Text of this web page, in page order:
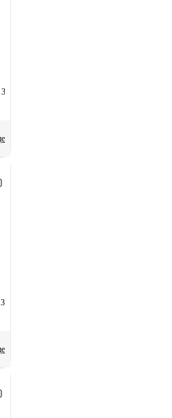
регулировкой
регулировкой вес полотна до 40 кг